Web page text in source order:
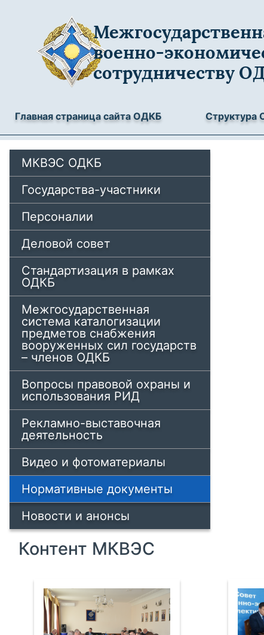
военно-
сотрудничеству
Главная страница сайта ОДКБ Структура
МКВЭС ОДКБ
Государства-участники
Персоналии
Деловой совет
Стандартизация в рамках
ОДКБ
Межгосударственная
система каталогизации
предметов снабжения
вооруженных сил государств
– членов ОДКБ
Вопросы правовой охраны и
использования РИД
Рекламно-выставочная
деятельность
Видео и фотоматериалы
Нормативные документы
Новости и анонсы
Контент МКВЭС